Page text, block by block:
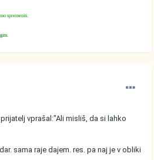
spremeniti.
vprašal:"Ali misliš, da si lahko
sama raje dajem. res. pa naj je v obliki